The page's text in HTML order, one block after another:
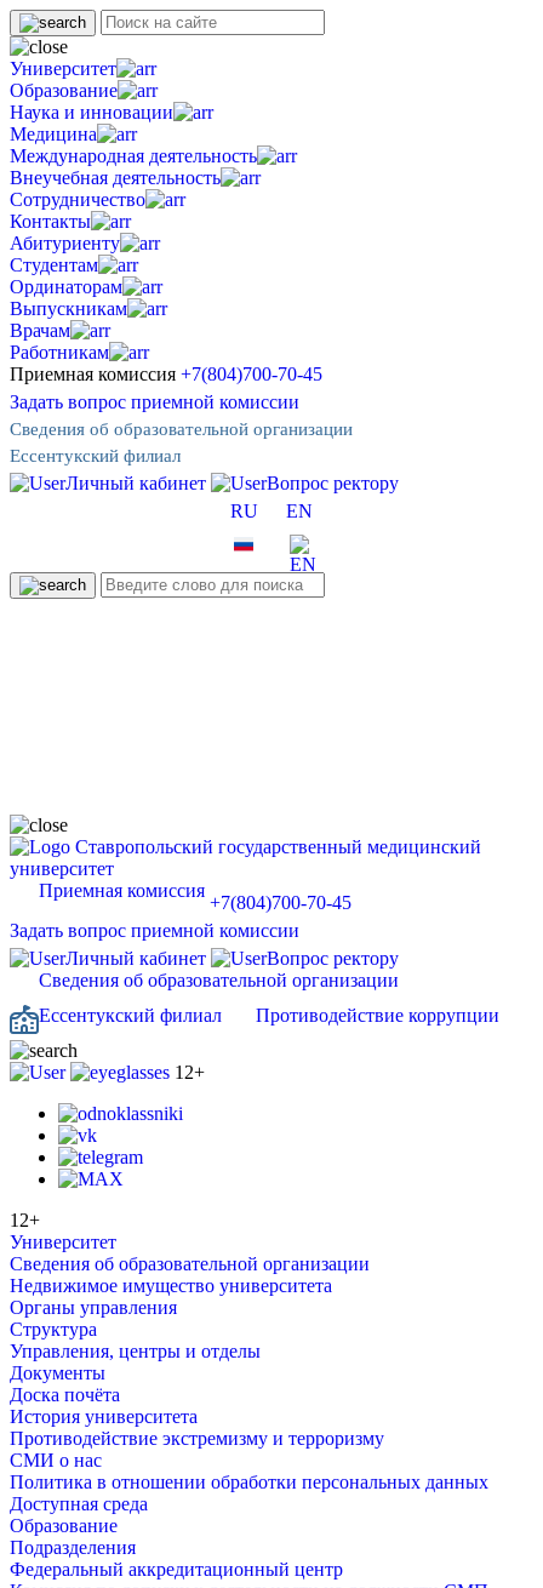
Университет
Образование
Наука и инновации
Медицина
Международная деятельность
Внеучебная деятельность
Сотрудничество
Контакты
Абитуриенту
Студентам
Ординаторам
Выпускникам
Врачам
Работникам
Приемная комиссия +7(804)700-70-45
Задать вопрос приемной комиссии
Сведения об образовательной организации
Ессентукский филиал
Личный кабинет
Вопрос ректору
RU
EN
Ставропольский государственный медицинский
университет
Приемная комиссия
+7(804)700-70-45
Задать вопрос приемной комиссии
Личный кабинет
Вопрос ректору
Сведения об образовательной организации
Ессентукский филиал
Противодействие коррупции
12+
12+
Университет
Сведения об образовательной организации
Недвижимое имущество университета
Органы управления
Структура
Управления, центры и отделы
Документы
Доска почёта
История университета
Противодействие экстремизму и терроризму
СМИ о нас
Политика в отношении обработки персональных данных
Доступная среда
Образование
Подразделения
Федеральный аккредитационный центр